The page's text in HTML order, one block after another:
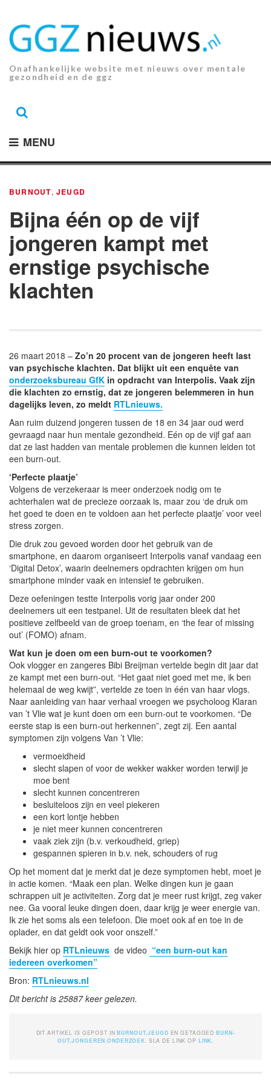
inhoud.
Onafhankelijke website met nieuws over mentale
gezondheid en de ggz
MENU
BURNOUT, JEUGD
Bijna één op de vijf
jongeren kampt met
ernstige psychische
klachten
26 maart 2018 – Zo’n 20 procent van de jongeren heeft last
van psychische klachten. Dat blijkt uit een enquête van
onderzoeksbureau GfK in opdracht van Interpolis. Vaak zijn
die klachten zo ernstig, dat ze jongeren belemmeren in hun
dagelijks leven, zo meldt RTLnieuws.
Aan ruim duizend jongeren tussen de 18 en 34 jaar oud werd
gevraagd naar hun mentale gezondheid. Eén op de vijf gaf aan
dat ze last hadden van mentale problemen die kunnen leiden tot
een burn-out.
‘Perfecte plaatje’
Volgens de verzekeraar is meer onderzoek nodig om te
achterhalen wat de precieze oorzaak is, maar zou ‘de druk om
het goed te doen en te voldoen aan het perfecte plaatje’ voor veel
stress zorgen.
Die druk zou gevoed worden door het gebruik van de
smartphone, en daarom organiseert Interpolis vanaf vandaag een
‘Digital Detox’, waarin deelnemers opdrachten krijgen om hun
smartphone minder vaak en intensief te gebruiken.
Deze oefeningen testte Interpolis vorig jaar onder 200
deelnemers uit een testpanel. Uit de resultaten bleek dat het
positieve zelfbeeld van de groep toenam, en ‘the fear of missing
out’ (FOMO) afnam.
Wat kun je doen om een burn-out te voorkomen?
Ook vlogger en zangeres Bibi Breijman vertelde begin dit jaar dat
ze kampt met een burn-out. “Het gaat niet goed met me, ik ben
helemaal de weg kwijt”, vertelde ze toen in één van haar vlogs.
Naar aanleiding van haar verhaal vroegen we psycholoog Klaran
van ’t Vlie wat je kunt doen om een burn-out te voorkomen. “De
eerste stap is een burn-out herkennen”, zegt zij. Een aantal
symptomen zijn volgens Van ’t Vlie:
vermoeidheid
slecht slapen of voor de wekker wakker worden terwijl je
moe bent
slecht kunnen concentreren
besluiteloos zijn en veel piekeren
een kort lontje hebben
je niet meer kunnen concentreren
vaak ziek zijn (b.v. verkoudheid, griep)
gespannen spieren in b.v. nek, schouders of rug
Op het moment dat je merkt dat je deze symptomen hebt, moet je
in actie komen. “Maak een plan. Welke dingen kun je gaan
schrappen uit je activiteiten. Zorg dat je meer rust krijgt, zeg vaker
nee. Ga vooral leuke dingen doen, daar krijg je weer energie van.
Ik zie het soms als een telefoon. Die moet ook af en toe in de
oplader, en dat geldt ook voor onszelf.”
Bekijk hier op RTLnieuws de video “een burn-out kan
iedereen overkomen”
Bron: RTLnieuws.nl
Dit bericht is 25887 keer gelezen.
DIT ARTIKEL IS GEPOST INBURNOUT ,JEUGD EN GETAGGEDBURN-
OUT ,JONGEREN ,ONDERZOEK . SLA DE LINK OP LINK